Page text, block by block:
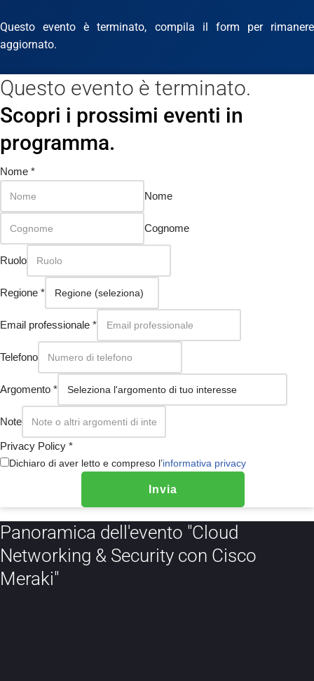
Questo evento è terminato, compila il form per rimanere
aggiornato.
Questo evento è terminato.
Scopri i prossimi eventi in
programma.
Nome *
Nome
Cognome
Ruolo
Regione *
Email professionale *
Telefono
Argomento *
Note
Privacy Policy *
Dichiaro di aver letto e compreso l’informativa privacy
Invia
Panoramica dell'evento "Cloud
Networking & Security con Cisco
Meraki"